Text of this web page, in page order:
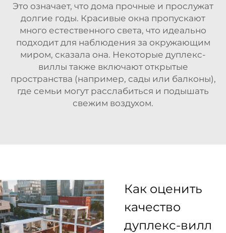
Это означает, что дома прочные и прослужат
долгие годы. Красивые окна пропускают
много естественного света, что идеально
подходит для наблюдения за окружающим
миром, сказала она. Некоторые дуплекс-
виллы также включают открытые
пространства (например, сады или балконы),
где семьи могут расслабиться и подышать
свежим воздухом.
Как оценить
качество
дуплекс-вилл